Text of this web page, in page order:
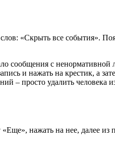
«Скрыть все события».
сообщения с ненормативной
и нажать на крестик, а
– просто удалить человека
«Еще», нажать на нее, далее